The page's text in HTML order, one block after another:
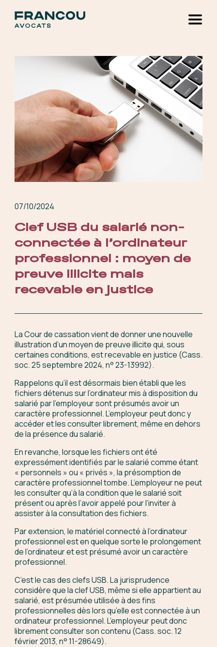
07/10/2024
Clef USB du salarié non-
connectée à l’ordinateur
professionnel : moyen de
preuve illicite mais
recevable en justice
La Cour de cassation vient de donner une nouvelle
illustration d’un moyen de preuve illicite qui, sous
certaines conditions, est recevable en justice (Cass.
soc. 25 septembre 2024, n° 23-13992).
Rappelons qu’il est désormais bien établi que les
fichiers détenus sur l’ordinateur mis à disposition du
salarié par l’employeur sont présumés avoir un
caractère professionnel. L’employeur peut donc y
accéder et les consulter librement, même en dehors
de la présence du salarié.
En revanche, lorsque les fichiers ont été
expressément identifiés par le salarié comme étant
« personnels » ou « privés », la présomption de
caractère professionnel tombe. L’employeur ne peut
les consulter qu’à la condition que le salarié soit
présent ou après l’avoir appelé pour l’inviter à
assister à la consultation des fichiers.
Par extension, le matériel connecté à l’ordinateur
professionnel est en quelque sorte le prolongement
de l’ordinateur et est présumé avoir un caractère
professionnel.
C’est le cas des clefs USB. La jurisprudence
considère que la clef USB, même si elle appartient au
salarié, est présumée utilisée à des fins
professionnelles dès lors qu’elle est connectée à un
ordinateur professionnel. L’employeur peut donc
librement consulter son contenu (Cass. soc. 12
février 2013, n° 11-28649).